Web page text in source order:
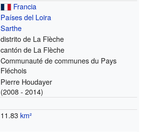
Francia
Países del Loira
Sarthe
distrito de La Flèche
cantón de La Flèche
Communauté de communes du Pays
Fléchois
Pierre Houdayer
(2008 - 2014)
11.83km²